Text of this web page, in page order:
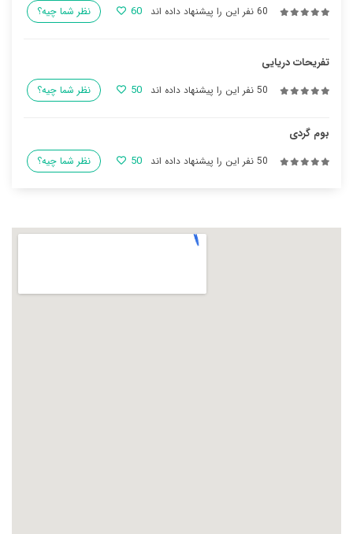
60 نفر این را پیشنهاد داده اند 60 نظر شما چیه؟
تفریحات دریایی
50 نفر این را پیشنهاد داده اند 50 نظر شما چیه؟
بوم گردی
50 نفر این را پیشنهاد داده اند 50 نظر شما چیه؟